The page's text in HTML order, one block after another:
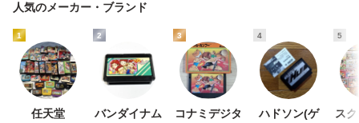
人気のメーカー・ブランド
1
任天堂
2
バンダイナム
3
コナミデジタ
4
ハドソン(ゲ
5
ス